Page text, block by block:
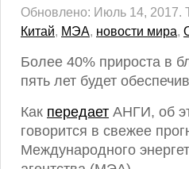
Обновлено: Июль 14, 2017.
Китай, МЭА, новости мира,
Более 40% прироста в
пять лет будет
Как передает АНГИ, об
говорится в свежее
Международного